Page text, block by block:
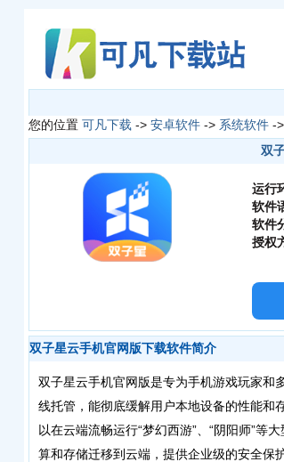
您的位置 可凡下载 -> 安卓软件 -> 系统软件 ->
双
运行
软件
软件
授权
双子星云手机官网版下载软件简介
双子星云手机官网版是专为手机游戏玩家和
线托管，能彻底缓解用户本地设备的性能和
以在云端流畅运行“梦幻西游”、“阴阳师”等
算和存储迁移到云端，提供企业级的安全保